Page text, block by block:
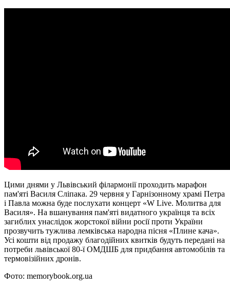
Цими днями у Львівський філармонії проходить марафон
пам'яті Василя Сліпака. 29 червня у Гарнізонному храмі Петра
і Павла можна буде послухати концерт «W Live. Молитва для
Василя». На вшанування пам'яті видатного українця та всіх
загиблих унаслідок жорстокої війни росії проти України
прозвучить тужлива лемківська народна пісня «Плине кача».
Усі кошти від продажу благодійних квитків будуть передані на
потреби львівської 80-ї ОМДШБ для придбання автомобілів та
термовізійних дронів.
Фото: memorybook.org.ua